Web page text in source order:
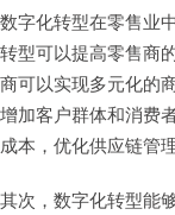
数字化转型在零售业
转型可以提高零售商
商可以实现多元化的
增加客户群体和消费
成本，优化供应链管
其次，数字化转型能